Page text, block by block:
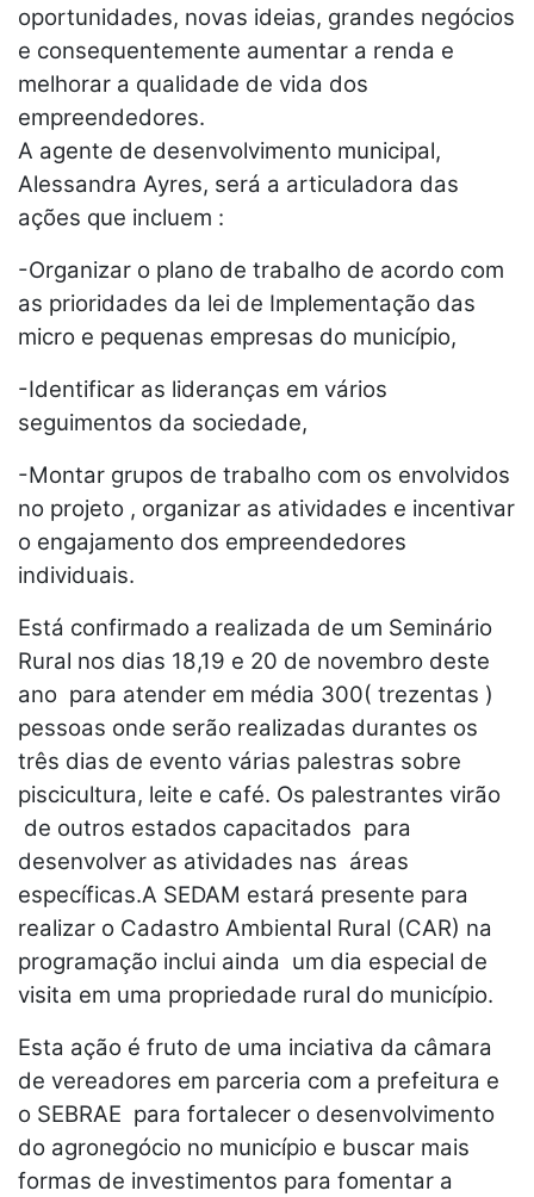
oportunidades, novas ideias, grandes negócios
e consequentemente aumentar a renda e
melhorar a qualidade de vida dos
empreendedores.
A agente de desenvolvimento municipal,
Alessandra Ayres, será a articuladora das
ações que incluem :
-Organizar o plano de trabalho de acordo com
as prioridades da lei de Implementação das
micro e pequenas empresas do município,
-Identificar as lideranças em vários
seguimentos da sociedade,
-Montar grupos de trabalho com os envolvidos
no projeto , organizar as atividades e incentivar
o engajamento dos empreendedores
individuais.
Está confirmado a realizada de um Seminário
Rural nos dias 18,19 e 20 de novembro deste
ano para atender em média 300( trezentas )
pessoas onde serão realizadas durantes os
três dias de evento várias palestras sobre
piscicultura, leite e café. Os palestrantes virão
de outros estados capacitados para
desenvolver as atividades nas áreas
específicas.A SEDAM estará presente para
realizar o Cadastro Ambiental Rural (CAR) na
programação inclui ainda um dia especial de
visita em uma propriedade rural do município.
Esta ação é fruto de uma inciativa da câmara
de vereadores em parceria com a prefeitura e
o SEBRAE para fortalecer o desenvolvimento
do agronegócio no município e buscar mais
formas de investimentos para fomentar a